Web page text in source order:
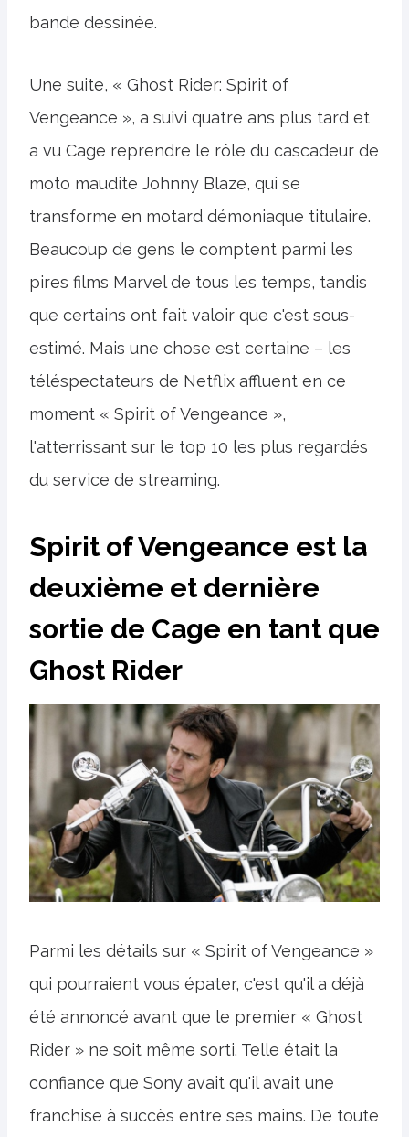
bande dessinée.
Une suite, « Ghost Rider: Spirit of
Vengeance », a suivi quatre ans plus tard et
a vu Cage reprendre le rôle du cascadeur de
moto maudite Johnny Blaze, qui se
transforme en motard démoniaque titulaire.
Beaucoup de gens le comptent parmi les
pires films Marvel de tous les temps, tandis
que certains ont fait valoir que c'est sous-
estimé. Mais une chose est certaine – les
téléspectateurs de Netflix affluent en ce
moment « Spirit of Vengeance »,
l'atterrissant sur le top 10 les plus regardés
du service de streaming.
Spirit of Vengeance est la
deuxième et dernière
sortie de Cage en tant que
Ghost Rider
Parmi les détails sur « Spirit of Vengeance »
qui pourraient vous épater, c'est qu'il a déjà
été annoncé avant que le premier « Ghost
Rider » ne soit même sorti. Telle était la
confiance que Sony avait qu'il avait une
franchise à succès entre ses mains. De toute